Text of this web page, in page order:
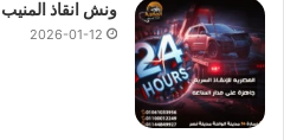
ونش انقاذ المنيب
2026-01-12